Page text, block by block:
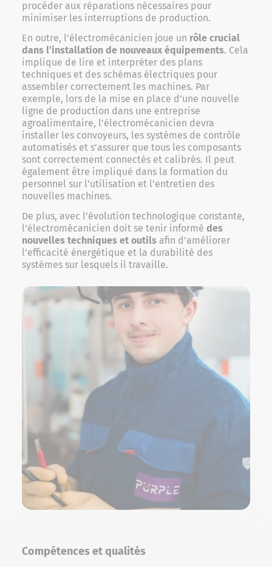
procéder aux réparations nécessaires pour
minimiser les interruptions de production.
En outre, l’électromécanicien joue un rôle crucial
dans l’installation de nouveaux équipements. Cela
implique de lire et interpréter des plans
techniques et des schémas électriques pour
assembler correctement les machines. Par
exemple, lors de la mise en place d’une nouvelle
ligne de production dans une entreprise
agroalimentaire, l’électromécanicien devra
installer les convoyeurs, les systèmes de contrôle
automatisés et s’assurer que tous les composants
sont correctement connectés et calibrés. Il peut
également être impliqué dans la formation du
personnel sur l’utilisation et l’entretien des
nouvelles machines.
De plus, avec l’évolution technologique constante,
l’électromécanicien doit se tenir informé des
nouvelles techniques et outils afin d’améliorer
l’efficacité énergétique et la durabilité des
systèmes sur lesquels il travaille.
Compétences et qualités